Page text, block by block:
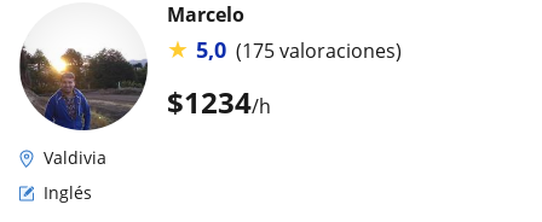
$1234/h
Marcelo
★ 5,0 (175 valoraciones)
Valdivia
Inglés